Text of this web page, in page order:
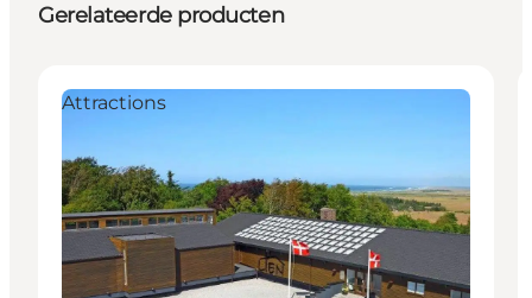
Gerelateerde producten
Attractions